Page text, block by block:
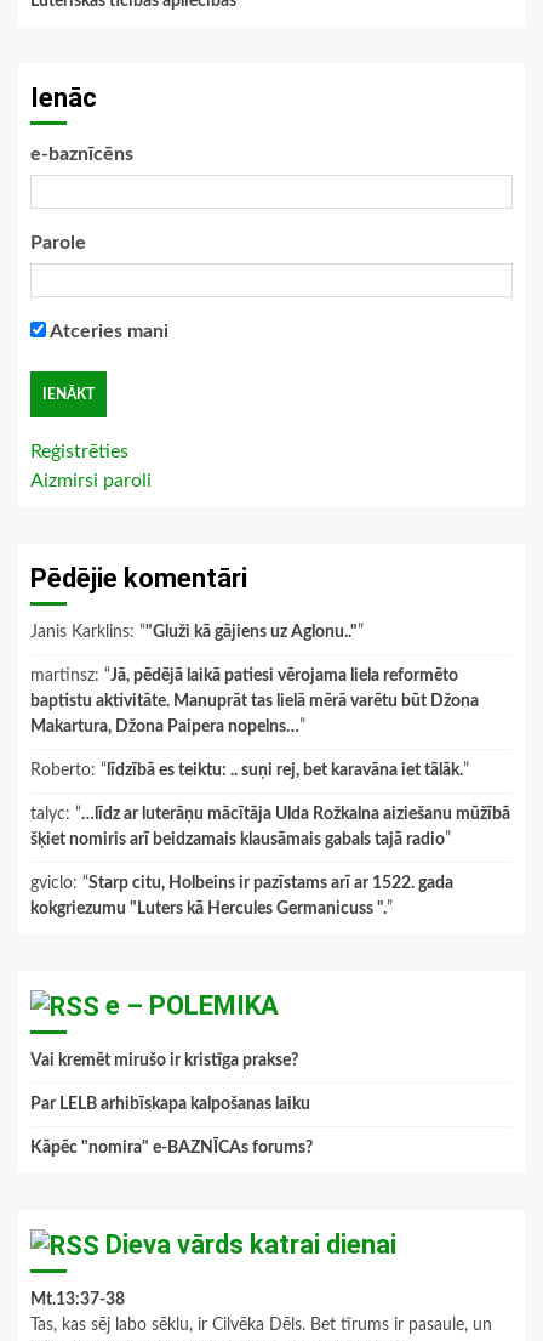
Ienāc
e-baznīcēns
Parole
Atceries mani
Reģistrēties
Aizmirsi paroli
Pēdējie komentāri
Janis Karklins: “"Gluži kā gājiens uz Aglonu.."”
martinsz: “Jā, pēdējā laikā patiesi vērojama liela reformēto
baptistu aktivitāte. Manuprāt tas lielā mērā varētu būt Džona
Makartura, Džona Paipera nopelns…”
Roberto: “ līdzībā es teiktu: .. suņi rej, bet karavāna iet tālāk.”
talyc: “…līdz ar luterāņu mācītāja Ulda Rožkalna aiziešanu mūžībā
šķiet nomiris arī beidzamais klausāmais gabals tajā radio”
gviclo: “Starp citu, Holbeins ir pazīstams arī ar 1522. gada
kokgriezumu "Luters kā Hercules Germanicuss ".”
e – POLEMIKA
Vai kremēt mirušo ir kristīga prakse?
Par LELB arhibīskapa kalpošanas laiku
Kāpēc "nomira" e-BAZNĪCAs forums?
Dieva vārds katrai dienai
Mt.13:37-38
Tas, kas sēj labo sēklu, ir Cilvēka Dēls. Bet tīrums ir pasaule, un